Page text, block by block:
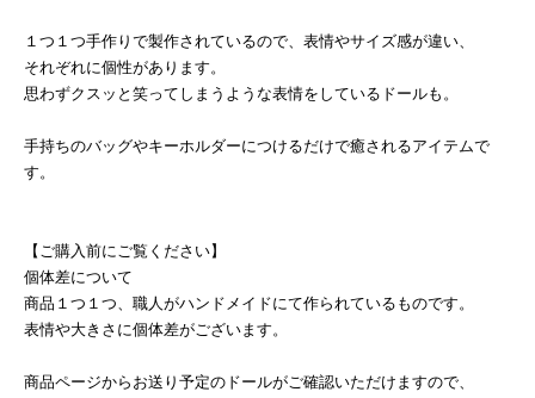
１つ１つ手作りで製作されているので、表情やサイズ感が違い、
それぞれに個性があります。
思わずクスッと笑ってしまうような表情をしているドールも。
手持ちのバッグやキーホルダーにつけるだけで癒されるアイテムで
す。
【ご購入前にご覧ください】
個体差について
商品１つ１つ、職人がハンドメイドにて作られているものです。
表情や大きさに個体差がございます。
商品ページからお送り予定のドールがご確認いただけますので、